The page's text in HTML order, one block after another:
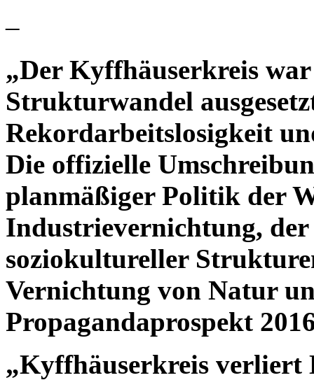
–
„Der Kyffhäuserkreis
Strukturwandel
Rekordarbeitslosigkeit
Die offizielle
planmäßiger Politik der
Industrievernichtung, der
soziokultureller
Vernichtung von Natur
Propagandaprospekt
„Kyffhäuserkreis verliert